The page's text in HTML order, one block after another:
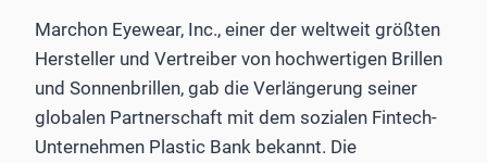
Marchon Eyewear, Inc., einer der weltweit größten
Hersteller und Vertreiber von hochwertigen Brillen
und Sonnenbrillen, gab die Verlängerung seiner
globalen Partnerschaft mit dem sozialen Fintech-
Unternehmen Plastic Bank bekannt. Die